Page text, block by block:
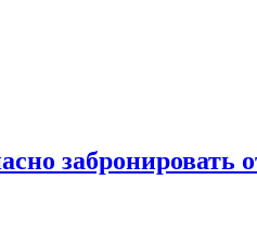
забронировать